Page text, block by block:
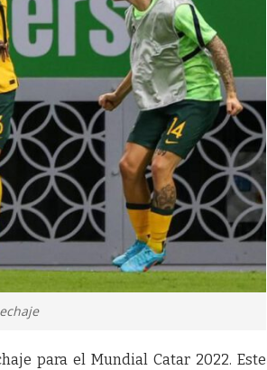
para el Mundial Catar 2022. Este